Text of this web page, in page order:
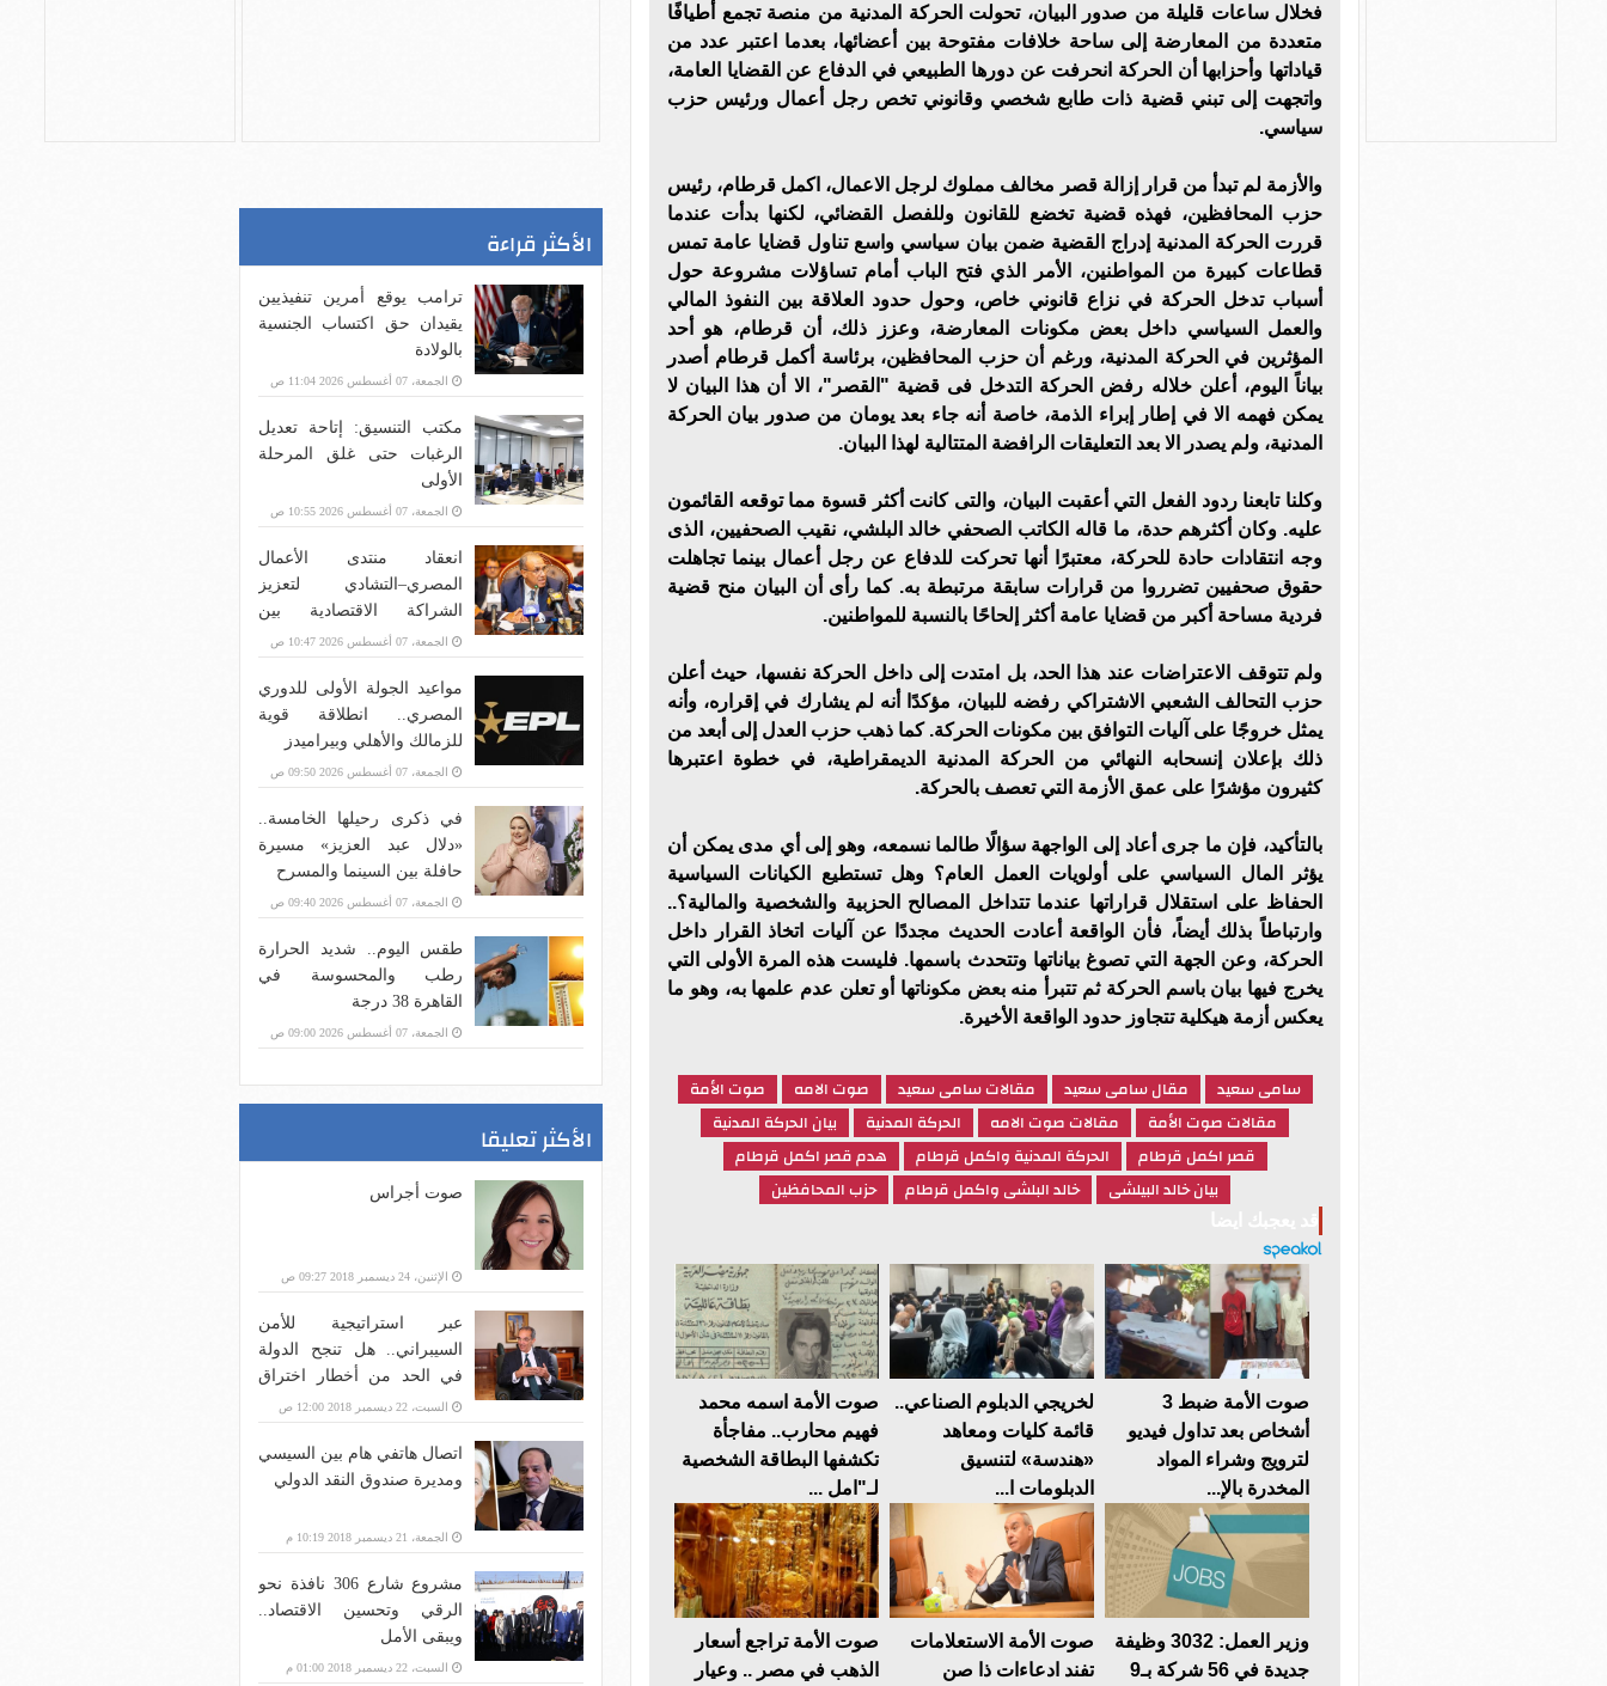
فخلال ساعات قليلة من صدور البيان، تحولت الحركة المدنية من منصة تجمع أطيافًا
متعددة من المعارضة إلى ساحة خلافات مفتوحة بين أعضائها، بعدما اعتبر عدد من
قياداتها وأحزابها أن الحركة انحرفت عن دورها الطبيعي في الدفاع عن القضايا العامة،
واتجهت إلى تبني قضية ذات طابع شخصي وقانوني تخص رجل أعمال ورئيس حزب
سياسي.
والأزمة لم تبدأ من قرار إزالة قصر مخالف مملوك لرجل الاعمال، اكمل قرطام، رئيس
حزب المحافظين، فهذه قضية تخضع للقانون وللفصل القضائي، لكنها بدأت عندما
قررت الحركة المدنية إدراج القضية ضمن بيان سياسي واسع تناول قضايا عامة تمس
قطاعات كبيرة من المواطنين، الأمر الذي فتح الباب أمام تساؤلات مشروعة حول
أسباب تدخل الحركة في نزاع قانوني خاص، وحول حدود العلاقة بين النفوذ المالي
والعمل السياسي داخل بعض مكونات المعارضة، وعزز ذلك، أن قرطام، هو أحد
المؤثرين في الحركة المدنية، ورغم أن حزب المحافظين، برئاسة أكمل قرطام أصدر
بياناً اليوم، أعلن خلاله رفض الحركة التدخل فى قضية "القصر"، الا أن هذا البيان لا
يمكن فهمه الا في إطار إبراء الذمة، خاصة أنه جاء بعد يومان من صدور بيان الحركة
المدنية، ولم يصدر الا بعد التعليقات الرافضة المتتالية لهذا البيان.
وكلنا تابعنا ردود الفعل التي أعقبت البيان، والتى كانت أكثر قسوة مما توقعه القائمون
عليه. وكان أكثرهم حدة، ما قاله الكاتب الصحفي خالد البلشي، نقيب الصحفيين، الذى
وجه انتقادات حادة للحركة، معتبرًا أنها تحركت للدفاع عن رجل أعمال بينما تجاهلت
حقوق صحفيين تضرروا من قرارات سابقة مرتبطة به. كما رأى أن البيان منح قضية
فردية مساحة أكبر من قضايا عامة أكثر إلحاحًا بالنسبة للمواطنين.
ولم تتوقف الاعتراضات عند هذا الحد، بل امتدت إلى داخل الحركة نفسها، حيث أعلن
حزب التحالف الشعبي الاشتراكي رفضه للبيان، مؤكدًا أنه لم يشارك في إقراره، وأنه
يمثل خروجًا على آليات التوافق بين مكونات الحركة. كما ذهب حزب العدل إلى أبعد من
ذلك بإعلان إنسحابه النهائي من الحركة المدنية الديمقراطية، في خطوة اعتبرها
كثيرون مؤشرًا على عمق الأزمة التي تعصف بالحركة.
بالتأكيد، فإن ما جرى أعاد إلى الواجهة سؤالًا طالما نسمعه، وهو إلى أي مدى يمكن أن
يؤثر المال السياسي على أولويات العمل العام؟ وهل تستطيع الكيانات السياسية
الحفاظ على استقلال قراراتها عندما تتداخل المصالح الحزبية والشخصية والمالية؟..
وارتباطاً بذلك أيضاً، فأن الواقعة أعادت الحديث مجددًا عن آليات اتخاذ القرار داخل
الحركة، وعن الجهة التي تصوغ بياناتها وتتحدث باسمها. فليست هذه المرة الأولى التي
يخرج فيها بيان باسم الحركة ثم تتبرأ منه بعض مكوناتها أو تعلن عدم علمها به، وهو ما
يعكس أزمة هيكلية تتجاوز حدود الواقعة الأخيرة.
سامى سعيد مقال سامى سعيد مقالات سامى سعيد صوت الامه
صوت الأمة
مقالات صوت الأمة
مقالات صوت الامه الحركة المدنية
بيان الحركة المدنية
قصر اكمل قرطام
الحركة المدنية واكمل قرطام
هدم قصر اكمل قرطام
بيان خالد البيلشى
خالد البلشى واكمل قرطام حزب المحافظين
صوت الأمة ضبط 3
أشخاص بعد تداول فيديو
لترويج وشراء المواد
المخدرة بالإ...
لخريجي الدبلوم الصناعي..
قائمة كليات ومعاهد
«هندسة» لتنسيق
الدبلومات ا...
صوت الأمة اسمه محمد
فهيم محارب.. مفاجأة
تكشفها البطاقة الشخصية
لـ"امل ...
وزير العمل: 3032 وظيفة
جديدة في 56 شركة بـ9
صوت الأمة الاستعلامات
تفند ادعاءات ذا صن
صوت الأمة تراجع أسعار
الذهب في مصر .. وعيار
الأكثر قراءة
ترامب يوقع أمرين تنفيذيين
يقيدان حق اكتساب الجنسية
بالولادة
الجمعة، 07 أغسطس 2026 11:04 ص
مكتب التنسيق: إتاحة تعديل
الرغبات حتى غلق المرحلة
الأولى
الجمعة، 07 أغسطس 2026 10:55 ص
انعقاد منتدى الأعمال
المصري–التشادي لتعزيز
الشراكة الاقتصادية بين
البلدين
الجمعة، 07 أغسطس 2026 10:47 ص
مواعيد الجولة الأولى للدوري
المصري.. انطلاقة قوية
للزمالك والأهلي وبيراميدز
الجمعة، 07 أغسطس 2026 09:50 ص
في ذكرى رحيلها الخامسة..
«دلال عبد العزيز» مسيرة
حافلة بين السينما والمسرح
الجمعة، 07 أغسطس 2026 09:40 ص
طقس اليوم.. شديد الحرارة
رطب والمحسوسة في
القاهرة 38 درجة
الجمعة، 07 أغسطس 2026 09:00 ص
الأكثر تعليقا
صوت أجراس
الإثنين، 24 ديسمبر 2018 09:27 ص
عبر استراتيجية للأمن
السيبراني.. هل تنجح الدولة
في الحد من أخطار اختراق
بنية الاتصالات؟
السبت، 22 ديسمبر 2018 12:00 ص
اتصال هاتفي هام بين السيسي
ومديرة صندوق النقد الدولي
الجمعة، 21 ديسمبر 2018 10:19 م
مشروع شارع 306 نافذة نحو
الرقي وتحسين الاقتصاد..
ويبقى الأمل
السبت، 22 ديسمبر 2018 01:00 م